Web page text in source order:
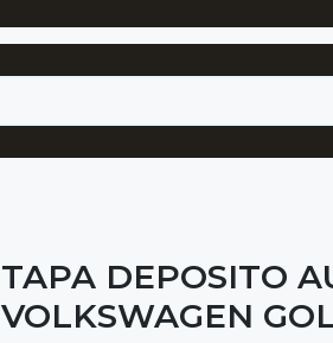
TAPA DEPOSITO
VOLKSWAGEN